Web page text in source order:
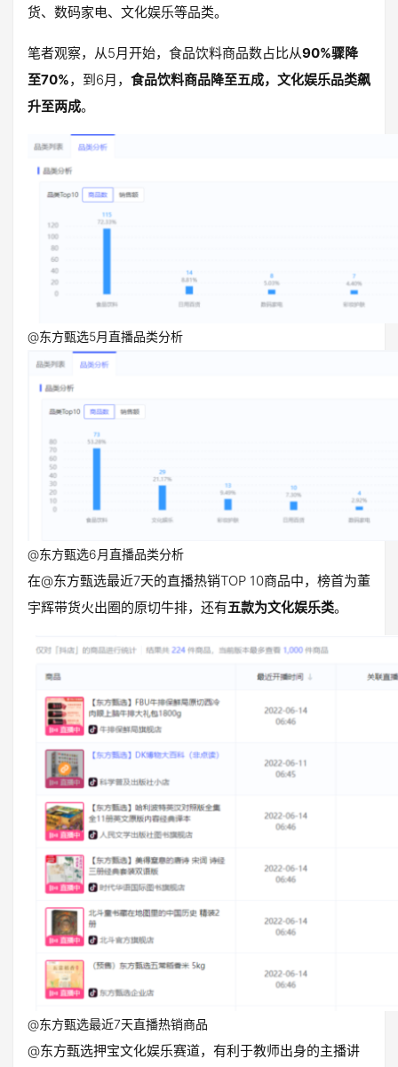
货、数码家电、文化娱乐等品类。
笔者观察，从5月开始，食品饮料商品数占比从90%骤降
至70%，到6月， 食品饮料商品降至五成，文化娱乐品类飙
升至两成。
@东方甄选5月直播品类分析
@东方甄选6月直播品类分析
在@东方甄选最近7天的直播热销TOP 10商品中，榜首为董
宇辉带货火出圈的原切牛排，还有五款为文化娱乐类。
@东方甄选最近7天直播热销商品
@东方甄选押宝文化娱乐赛道，有利于教师出身的主播讲